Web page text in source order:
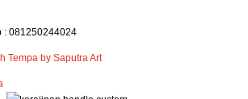
: 081250244024
Tempa by Saputra Art